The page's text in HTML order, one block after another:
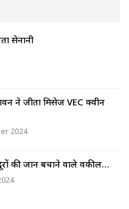
सेनानी
ने जीता मिसेज VEC क्वीन
2024
की जान बचाने वाले वकील…